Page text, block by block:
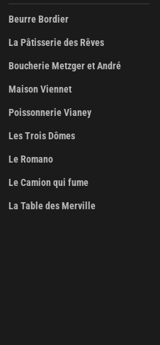
Beurre Bordier
La Pâtisserie des Rêves
Boucherie Metzger et André
Maison Viennet
Poissonnerie Vianey
Les Trois Dômes
Le Romano
Le Camion qui fume
La Table des Merville